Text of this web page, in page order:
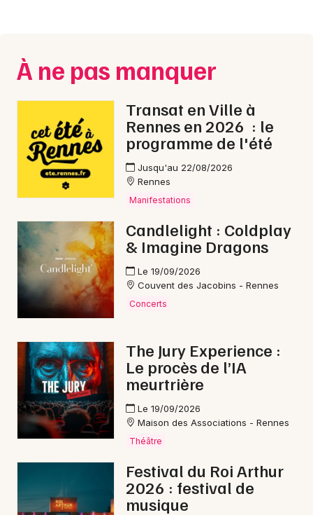
À ne pas manquer
Transat en Ville à
Rennes en 2026 : le
programme de l'été
Jusqu'au 22/08/2026
Rennes
Manifestations
Candlelight : Coldplay
& Imagine Dragons
Le 19/09/2026
Couvent des Jacobins - Rennes
Concerts
The Jury Experience :
Le procès de l’IA
meurtrière
Le 19/09/2026
Maison des Associations - Rennes
Théâtre
Festival du Roi Arthur
2026 : festival de
musique